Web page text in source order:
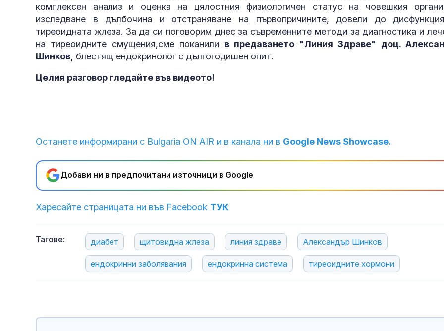
комплексен анализ и оценка на цялостния физиологичен статус на човешкия
изследване в дълбочина и отстраняване на първопричините, довели до
тиреоидната жлеза. За да си поговорим днес за съвременните методи за диагностика и
на тиреоидните смущения,сме поканили в предаването "Линия Здраве" доц.
Шинков, блестящ ендокринолог с дългогодишен опит.
Целия разговор гледайте във видеото!
Останете информирани с Bulgaria ON AIR и в канала ни в Google News Showcase.
Добави ни в предпочитани източници в Google
Харесайте страницата ни във Facebook ТУК
Тагове: диабет щитовидна жлеза линия здраве Александър Шинков
ендокринни заболявания ендокринна система тиреоидните хормони
Венера във
какво
зодиите?